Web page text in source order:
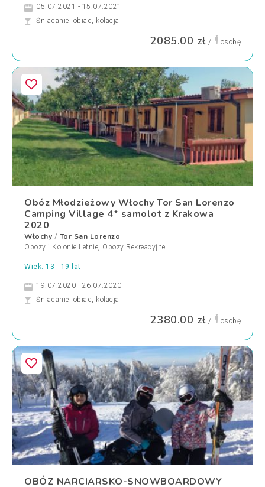
05.07.2021 - 15.07.2021
Śniadanie, obiad, kolacja
2085.00 zł / osobę
Obóz Młodzieżowy Włochy Tor San Lorenzo
Camping Village 4* samolot z Krakowa
2020
Włochy / Tor San Lorenzo
Obozy i Kolonie Letnie, Obozy Rekreacyjne
Wiek: 13 - 19 lat
19.07.2020 - 26.07.2020
Śniadanie, obiad, kolacja
2380.00 zł / osobę
OBÓZ NARCIARSKO-SNOWBOARDOWY